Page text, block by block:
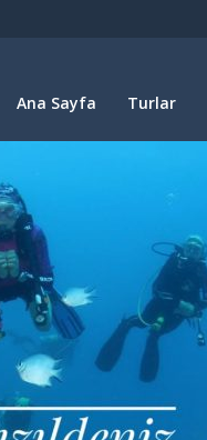
Ana Sayfa Turlar